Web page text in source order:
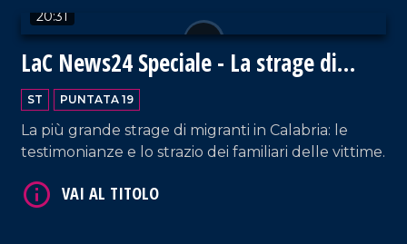
20:31
LaC News24 Speciale - La strage di
Cutro, vite spezzate
ST PUNTATA 19
La più grande strage di migranti in Calabria: le
testimonianze e lo strazio dei familiari delle vittime.
VAI AL TITOLO